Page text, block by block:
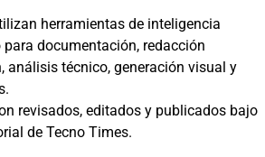
herramientas de inteligencia
documentación, redacción
análisis técnico, generación visual y
revisados, editados y publicados bajo
de Tecno Times.